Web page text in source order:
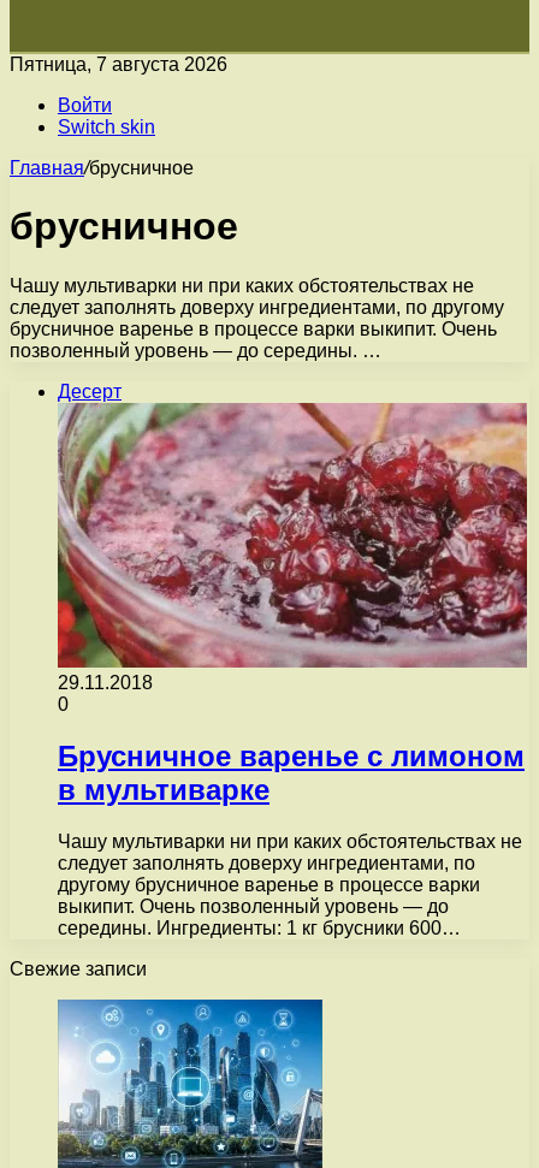
Пятница, 7 августа 2026
Войти
Switch skin
Главная/брусничное
брусничное
Чашу мультиварки ни при каких обстоятельствах не
следует заполнять доверху ингредиентами, по другому
брусничное варенье в процессе варки выкипит. Очень
позволенный уровень — до середины. …
Десерт
29.11.2018
0
Брусничное варенье с лимоном
в мультиварке
Чашу мультиварки ни при каких обстоятельствах не
следует заполнять доверху ингредиентами, по
другому брусничное варенье в процессе варки
выкипит. Очень позволенный уровень — до
середины. Ингредиенты: 1 кг брусники 600…
Свежие записи